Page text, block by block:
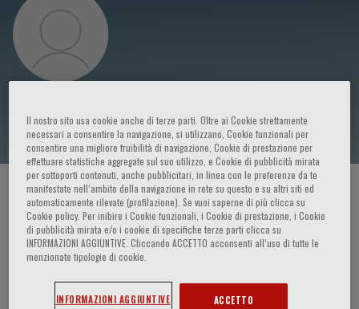
S. Achenbach
HOME PAGE / CORSI ED EVENTI / RELATORE
S. Achenbach
Il nostro sito usa cookie anche di terze parti. Oltre ai Cookie strettamente
necessari a consentire la navigazione, si utilizzano, Cookie funzionali per
consentire una migliore fruibilità di navigazione, Cookie di prestazione per
effettuare statistiche aggregate sul suo utilizzo, e Cookie di pubblicità mirata
per sottoporti contenuti, anche pubblicitari, in linea con le preferenze da te
manifestate nell‘ambito della navigazione in rete su questo e su altri siti ed
automaticamente rilevate (profilazione). Se vuoi saperne di più clicca su
Cookie policy. Per inibire i Cookie funzionali, i Cookie di prestazione, i Cookie
di pubblicità mirata e/o i cookie di specifiche terze parti clicca su
INFORMAZIONI AGGIUNTIVE. Cliccando ACCETTO acconsenti all’uso di tutte le
menzionate tipologie di cookie.
INFORMAZIONI AGGIUNTIVE ACCETTO